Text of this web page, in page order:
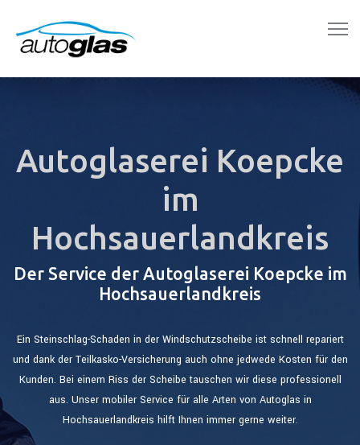
Autoglaserei Koepcke
im
Hochsauerlandkreis
Der Service der Autoglaserei Koepcke im
Hochsauerlandkreis
Ein Steinschlag-Schaden in der Windschutzscheibe ist schnell repariert
und dank der Teilkasko-Versicherung auch ohne jedwede Kosten für den
Kunden. Bei einem Riss der Scheibe tauschen wir diese professionell
aus. Unser mobiler Service für alle Arten von Autoglas in
Hochsauerlandkreis hilft Ihnen immer gerne weiter.